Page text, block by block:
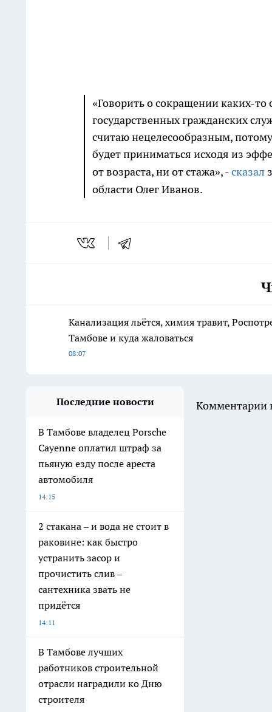
«Говорить о сокращении каких-то
государственных гражданских
считаю нецелесообразным,
будет приниматься исходя из
от возраста, ни от стажа», -сказал
области Олег Иванов.
Канализация льётся, химия травит,
Тамбове и куда жаловаться
08:07
Последние новости
В Тамбове владелец Porsche
Cayenne оплатил штраф за
пьяную езду после ареста
автомобиля
14:15
2 стакана – и вода не стоит в
раковине: как быстро
устранить засор и
прочистить слив –
сантехника звать не
придётся
14:11
В Тамбове лучших
работников строительной
отрасли наградили ко Дню
строителя
Комментарии